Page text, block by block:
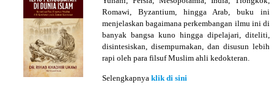
Romawi, Byzantium, hingga Arab, buku ini
menjelaskan bagaimana perkembangan ilmu ini di
banyak bangsa kuno hingga dipelajari, diteliti,
disintesiskan, disempurnakan, dan disusun lebih
rapi oleh para filsuf Muslim ahli kedokteran.
Selengkapnya klik di sini